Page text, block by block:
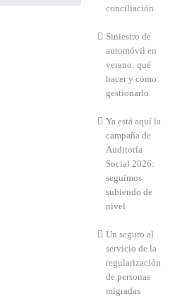
conciliación
Siniestro de
automóvil en
verano: qué
hacer y cómo
gestionarlo
Ya está aquí la
campaña de
Auditoría
Social 2026:
seguimos
subiendo de
nivel
Un seguro al
servicio de la
regularización
de personas
migradas